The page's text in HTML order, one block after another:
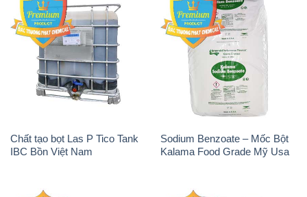
Chất tạo bọt Las P Tico Tank
IBC Bồn Việt Nam
Sodium Benzoate – Mốc Bột
Kalama Food Grade Mỹ Usa